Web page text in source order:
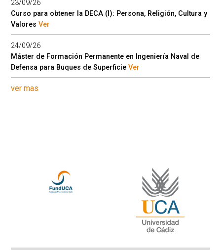
23/09/26
Curso para obtener la DECA (I): Persona, Religión, Cultura y
ValoresVer
24/09/26
Máster de Formación Permanente en Ingeniería Naval de
Defensa para Buques de SuperficieVer
ver mas